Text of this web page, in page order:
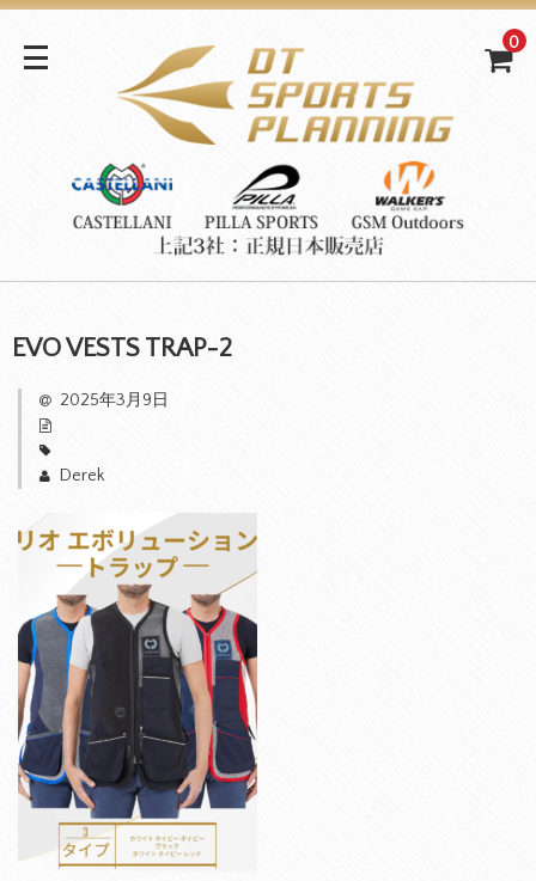
0
EVO VESTS TRAP-2
2025年3月9日
Derek